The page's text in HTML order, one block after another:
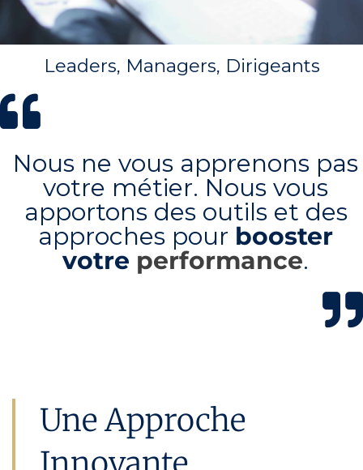
Leaders, Managers, Dirigeants
Nous ne vous apprenons pas
votre métier. Nous vous
apportons des outils et des
approches pour booster
votre performance.
Une Approche